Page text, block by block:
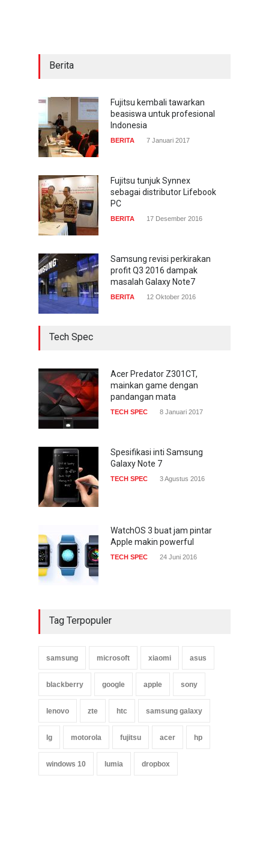
pandangan mata
TECH SPEC 8 Januari 2017
gencar
COMPUTING & SOFTWARE
7 Januari 2017
Berita
Fujitsu kembali tawarkan
beasiswa untuk profesional
Indonesia
BERITA 7 Januari 2017
Fujitsu tunjuk Synnex
sebagai distributor Lifebook
PC
BERITA 17 Desember 2016
Samsung revisi perkirakan
profit Q3 2016 dampak
masalah Galaxy Note7
BERITA 12 Oktober 2016
Tech Spec
Acer Predator Z301CT,
mainkan game dengan
pandangan mata
TECH SPEC 8 Januari 2017
Spesifikasi inti Samsung
Galaxy Note 7
TECH SPEC 3 Agustus 2016
WatchOS 3 buat jam pintar
Apple makin powerful
TECH SPEC 24 Juni 2016
Tag Terpopuler
samsung microsoft xiaomi asus
blackberry google apple sony
lenovo zte htc samsung galaxy
lg motorola fujitsu acer hp
windows 10 lumia dropbox